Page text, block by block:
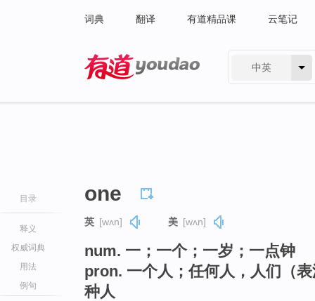
词典 翻译 有道精品课 云笔记
中英
目录
释义
权威词典
用法
例句
one
英 [wʌn] 美 [wʌn]
num. 一；一个；一岁；一点钟
pron. 一个人；任何人，人们（
种人